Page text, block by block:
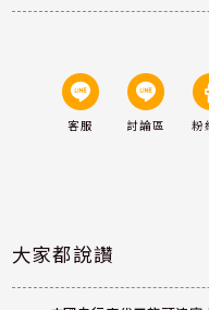
客服 討論區 粉
大家都說讚